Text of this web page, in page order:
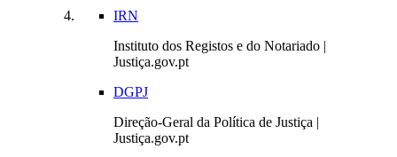
IRN
Instituto dos Registos e do Notariado |
Justiça.gov.pt
DGPJ
Direção-Geral da Política de Justiça |
Justiça.gov.pt